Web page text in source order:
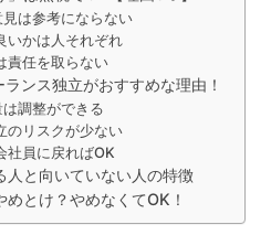
は参考にならない
かは人それぞれ
任を取らない
ランス独立がおすすめな理由！
調整ができる
リスクが少ない
員に戻ればOK
人と向いていない人の特徴
とけ？やめなくてOK！